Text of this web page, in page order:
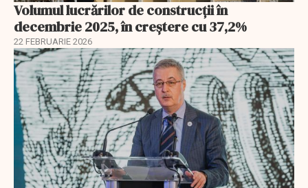
Volumul lucrărilor de construcții în
decembrie 2025, în creștere cu 37,2%
22 FEBRUARIE 2026